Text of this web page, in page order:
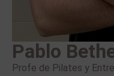
Pablo
Profe de Pilates y